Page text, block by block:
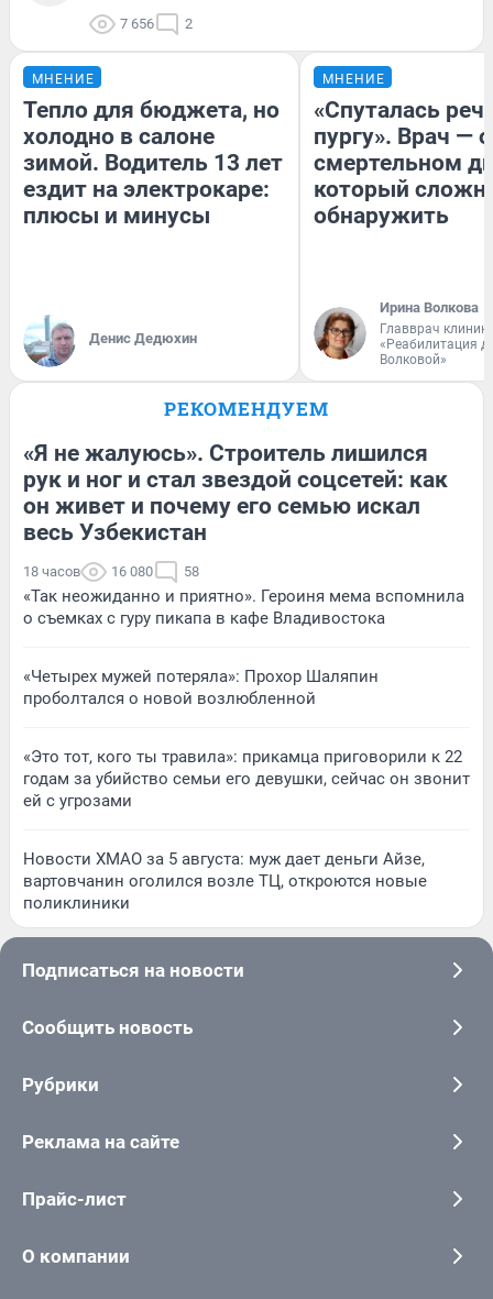
7 656 2
МНЕНИЕ
Тепло для бюджета, но
холодно в салоне
зимой. Водитель 13 лет
ездит на электрокаре:
плюсы и минусы
Денис Дедюхин
МНЕНИЕ
«Спуталась
пургу». Врач — о
смертельном
который
обнаружить
Ирина Волкова
Главврач
«Реабилитация
Волковой»
РЕКОМЕНДУЕМ
«Я не жалуюсь». Строитель лишился
рук и ног и стал звездой соцсетей: как
он живет и почему его семью искал
весь Узбекистан
18 часов 16 080 58
«Так неожиданно и приятно». Героиня мема вспомнила
о съемках с гуру пикапа в кафе Владивостока
«Четырех мужей потеряла»: Прохор Шаляпин
проболтался о новой возлюбленной
«Это тот, кого ты травила»: прикамца приговорили к 22
годам за убийство семьи его девушки, сейчас он звонит
ей с угрозами
Новости ХМАО за 5 августа: муж дает деньги Айзе,
вартовчанин оголился возле ТЦ, откроются новые
поликлиники
Подписаться на новости
Сообщить новость
Рубрики
Реклама на сайте
Прайс-лист
О компании